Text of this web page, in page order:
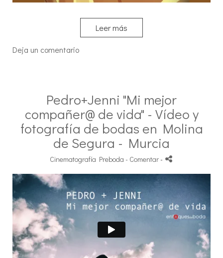
Leer más
Deja un comentario
Pedro+Jenni "Mi mejor
compañer@ de vida" - Vídeo y
fotografía de bodas en Molina
de Segura - Murcia
Cinematografía Preboda - Comentar-